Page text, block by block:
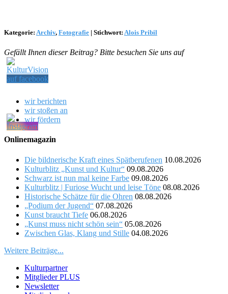
Kategorie: Archiv, Fotografie | Stichwort: Alois Pribil
Gefällt Ihnen dieser Beitrag? Bitte besuchen Sie uns auf
wir berichten
wir stoßen an
wir fördern
Onlinemagazin
Die bildnerische Kraft eines Spätberufenen 10.08.2026
Kulturblitz „Kunst und Kultur“ 09.08.2026
Schwarz ist nun mal keine Farbe 09.08.2026
Kulturblitz | Furiose Wucht und leise Töne 08.08.2026
Historische Schätze für die Ohren 08.08.2026
„Podium der Jugend“ 07.08.2026
Kunst braucht Tiefe 06.08.2026
„Kunst muss nicht schön sein“ 05.08.2026
Zwischen Glas, Klang und Stille 04.08.2026
Weitere Beiträge...
Kulturpartner
Mitglieder PLUS
Newsletter